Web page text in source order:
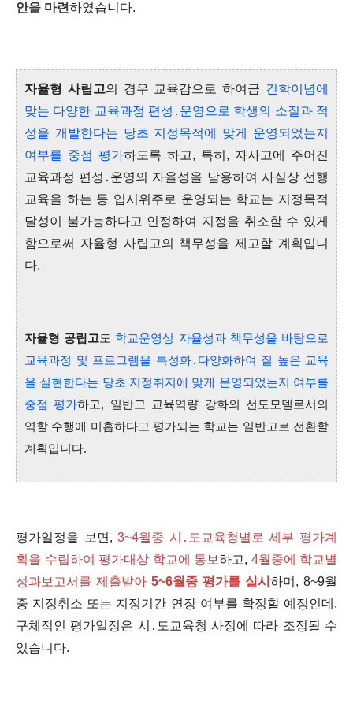
안을 마련하였습니다.
자율형 사립고의 경우 교육감으로 하여금 건학이념에
맞는 다양한 교육과정 편성․운영으로 학생의 소질과 적
성을 개발한다는 당초 지정목적에 맞게 운영되었는지
여부를 중점 평가하도록 하고, 특히, 자사고에 주어진
교육과정 편성․운영의 자율성을 남용하여 사실상 선행
교육을 하는 등 입시위주로 운영되는 학교는 지정목적
달성이 불가능하다고 인정하여 지정을 취소할 수 있게
함으로써 자율형 사립고의 책무성을 제고할 계획입니
다.
자율형 공립고도 학교운영상 자율성과 책무성을 바탕으로
교육과정 및 프로그램을 특성화․다양화하여 질 높은 교육
을 실현한다는 당초 지정취지에 맞게 운영되었는지 여부를
중점 평가하고, 일반고 교육역량 강화의 선도모델로서의
역할 수행에 미흡하다고 평가되는 학교는 일반고로 전환할
계획입니다.
평가일정을 보면, 3~4월중 시․도교육청별로 세부 평가계
획을 수립하여 평가대상 학교에 통보하고, 4월중에 학교별
성과보고서를 제출받아 5~6월중 평가를 실시 하며, 8~9월
중 지정취소 또는 지정기간 연장 여부를 확정할 예정인데,
구체적인 평가일정은 시․도교육청 사정에 따라 조정될 수
있습니다.